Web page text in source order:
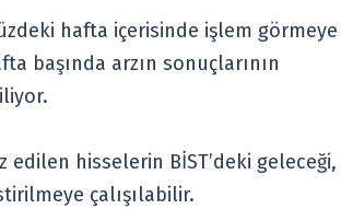
hafta içerisinde işlem görmeye
başında arzın sonuçlarının
edilen hisselerin BİST’deki geleceği,
çalışılabilir.